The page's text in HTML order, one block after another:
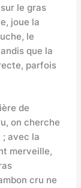
le gras
joue la
le
que la
parfois
de
on cherche
avec la
merveille,
cru ne